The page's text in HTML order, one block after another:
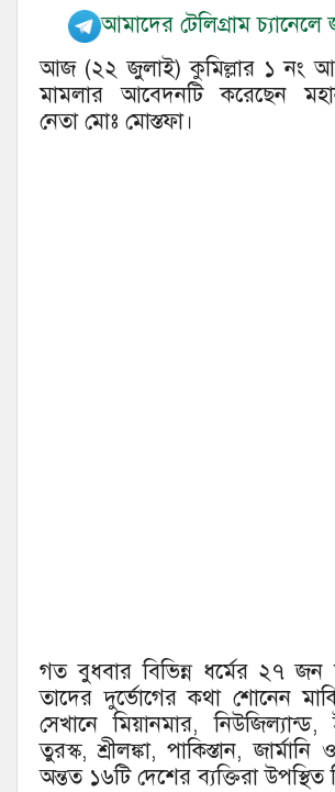
আমাদের টেলিগ্রাম
আজ (২২ জুলাই) কুমিল্লার ১ নং
মামলার আবেদনটি করেছেন
নেতা মোঃ মোস্তফা।
গত বুধবার বিভিন্ন ধর্মের ২৭ জন
তাদের দুর্ভোগের কথা শোনেন
সেখানে মিয়ানমার,
তুরস্ক, শ্রীলঙ্কা, পাকিস্তান,
অন্তত ১৬টি দেশের ব্যক্তিরা উপস্থিত